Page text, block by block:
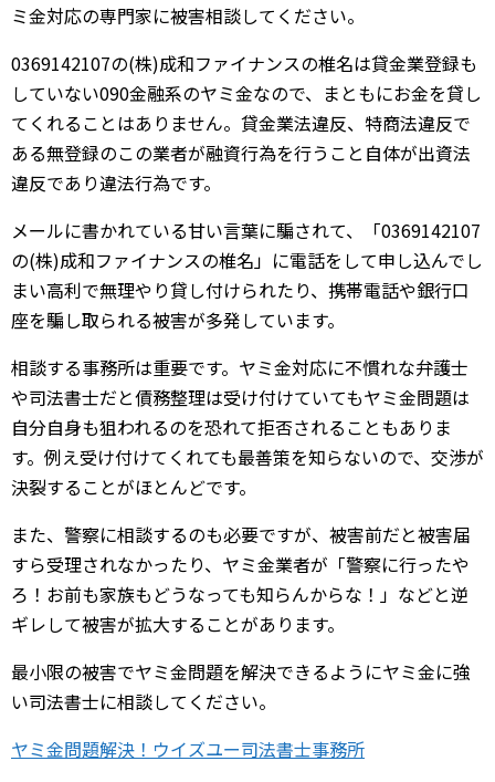
ミ金対応の専門家に被害相談してください。
0369142107の(株)成和ファイナンスの椎名は貸金業登録も
していない090金融系のヤミ金なので、まともにお金を貸し
てくれることはありません。貸金業法違反、特商法違反で
ある無登録のこの業者が融資行為を行うこと自体が出資法
違反であり違法行為です。
メールに書かれている甘い言葉に騙されて、「0369142107
の(株)成和ファイナンスの椎名」に電話をして申し込んでし
まい高利で無理やり貸し付けられたり、携帯電話や銀行口
座を騙し取られる被害が多発しています。
相談する事務所は重要です。ヤミ金対応に不慣れな弁護士
や司法書士だと債務整理は受け付けていてもヤミ金問題は
自分自身も狙われるのを恐れて拒否されることもありま
す。例え受け付けてくれても最善策を知らないので、交渉が
決裂することがほとんどです。
また、警察に相談するのも必要ですが、被害前だと被害届
すら受理されなかったり、ヤミ金業者が「警察に行ったや
ろ！お前も家族もどうなっても知らんからな！」などと逆
ギレして被害が拡大することがあります。
最小限の被害でヤミ金問題を解決できるようにヤミ金に強
い司法書士に相談してください。
ヤミ金問題解決！ウイズユー司法書士事務所